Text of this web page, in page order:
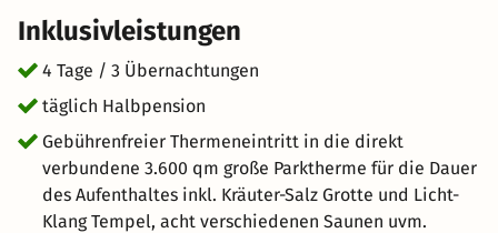
geschrieben: Lassen Sie sich vom Halbpension-Angebot
verwöhnen. Erleben Sie eine entspannte Atmosphäre für
einen unvergesslichen Urlaub. kurz-mal-weg.de wünscht
Ihnen einen tollen Aufenthalt im schönen Bad
Radkersburg.
Inklusivleistungen
4 Tage / 3 Übernachtungen
täglich Halbpension
Gebührenfreier Thermeneintritt in die direkt
verbundene 3.600 qm große Parktherme für die Dauer
des Aufenthaltes inkl. Kräuter-Salz Grotte und Licht-
Klang Tempel, acht verschiedenen Saunen uvm.